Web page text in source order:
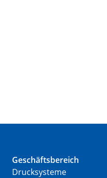
Geschäftsbereich
Drucksysteme